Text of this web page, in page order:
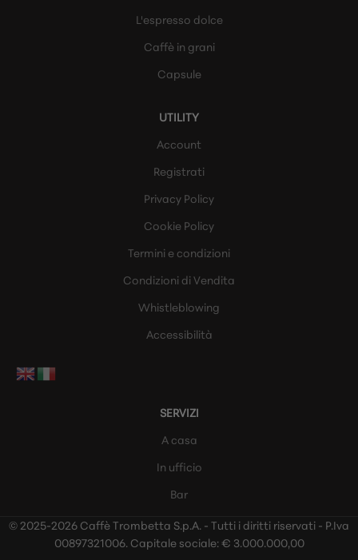
L'espresso dolce
Caffè in grani
Capsule
UTILITY
Account
Registrati
Privacy Policy
Cookie Policy
Termini e condizioni
Condizioni di Vendita
Whistleblowing
Accessibilità
SERVIZI
A casa
In ufficio
Bar
© 2025-2026 Caffè Trombetta S.p.A. - Tutti i diritti riservati - P.Iva
00897321006. Capitale sociale: € 3.000.000,00